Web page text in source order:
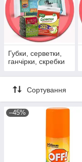
Губки, серветки,
ганчірки, скребки
Сортування
–45%